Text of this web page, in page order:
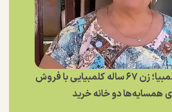
ملکه شایعه کلمبیا؛ زن ۶۷ ساله کلمبیایی با فروش
همسایه‌ها دو خانه خرید